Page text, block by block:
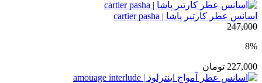
اسانس عطر کارتیر پاشا | cartier pasha
247,000
8%
227,000 تومان